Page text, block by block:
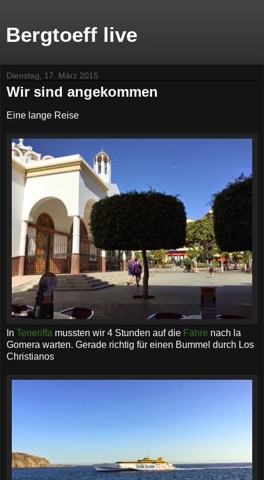
Bergtoeff live
Dienstag, 17. März 2015
Wir sind angekommen
Eine lange Reise
In Teneriffa mussten wir 4 Stunden auf die Fähre nach la
Gomera warten. Gerade richtig für einen Bummel durch Los
Christianos